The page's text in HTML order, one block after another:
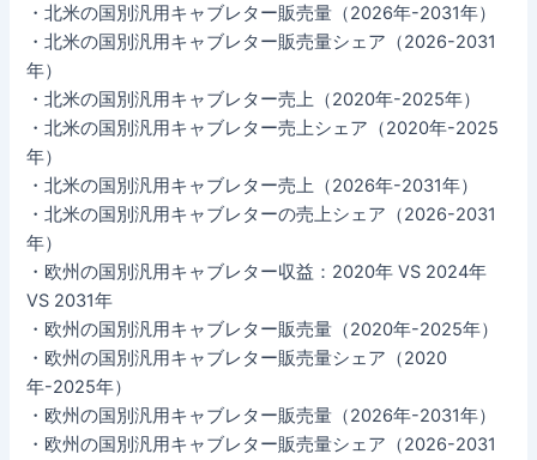
・北米の国別汎用キャブレター販売量（2026年-2031年）
・北米の国別汎用キャブレター販売量シェア（2026-2031
年）
・北米の国別汎用キャブレター売上（2020年-2025年）
・北米の国別汎用キャブレター売上シェア（2020年-2025
年）
・北米の国別汎用キャブレター売上（2026年-2031年）
・北米の国別汎用キャブレターの売上シェア（2026-2031
年）
・欧州の国別汎用キャブレター収益：2020年 VS 2024年
VS 2031年
・欧州の国別汎用キャブレター販売量（2020年-2025年）
・欧州の国別汎用キャブレター販売量シェア（2020
年-2025年）
・欧州の国別汎用キャブレター販売量（2026年-2031年）
・欧州の国別汎用キャブレター販売量シェア（2026-2031